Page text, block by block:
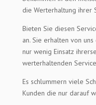
die Werterhaltung ihrer
Bieten Sie diesen
an. Sie erhalten von
nur wenig Einsatz
werterhaltenden
Es schlummern viele
Kunden die nur darauf